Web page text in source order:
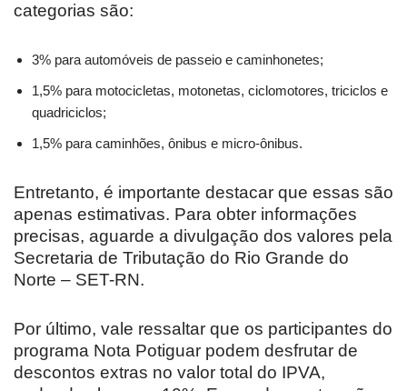
categorias são:
3% para automóveis de passeio e caminhonetes;
1,5% para motocicletas, motonetas, ciclomotores, triciclos e
quadriciclos;
1,5% para caminhões, ônibus e micro-ônibus.
Entretanto, é importante destacar que essas são
apenas estimativas. Para obter informações
precisas, aguarde a divulgação dos valores pela
Secretaria de Tributação do Rio Grande do
Norte – SET-RN.
Por último, vale ressaltar que os participantes do
programa Nota Potiguar podem desfrutar de
descontos extras no valor total do IPVA,